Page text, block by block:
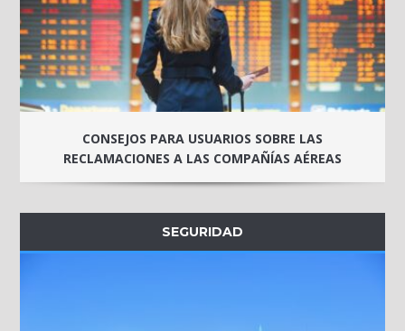
CONSEJOS PARA USUARIOS SOBRE LAS
RECLAMACIONES A LAS COMPAÑÍAS AÉREAS
SEGURIDAD